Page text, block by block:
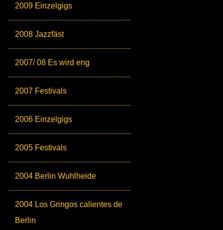
2009 Einzelgigs
2008 Jazzfäst
2007/ 08 Es wird eng
2007 Festivals
2006 Einzelgigs
2005 Festivals
2004 Berlin Wuhlheide
2004 Los Gringos calientes de
Berlin